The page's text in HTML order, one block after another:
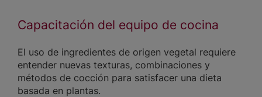
Capacitación del equipo de cocina
El uso de ingredientes de origen vegetal requiere
entender nuevas texturas, combinaciones y
métodos de cocción para satisfacer una dieta
basada en plantas.